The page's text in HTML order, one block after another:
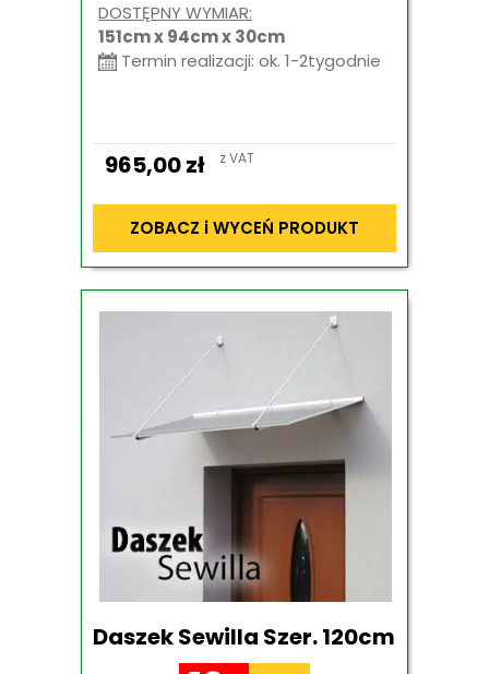
DOSTĘPNY WYMIAR:
151cm x 94cm x 30cm
Termin realizacji: ok. 1-2tygodnie
965,00zł z VAT
ZOBACZ i WYCEŃ PRODUKT
Daszek Sewilla Szer. 120cm